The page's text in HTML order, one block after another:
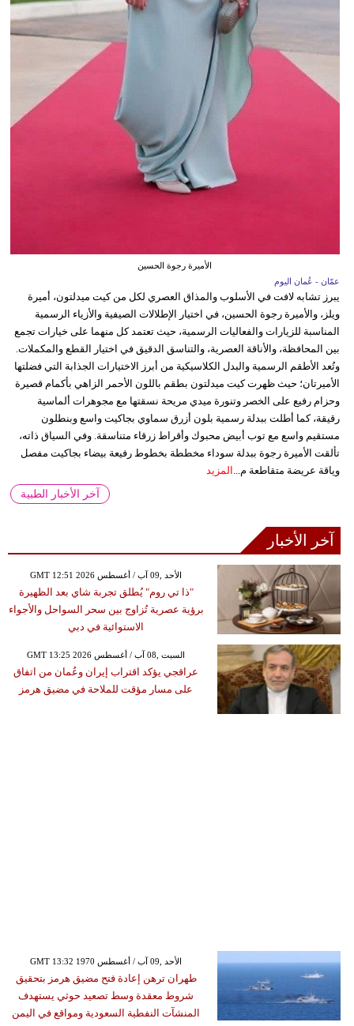
الأميرة رجوة الحسين
عمّان - عُمان اليوم
يبرز تشابه لافت في الأسلوب والمذاق العصري لكل من كيت ميدلتون، أميرة
ويلز، والأميرة رجوة الحسين، في اختيار الإطلالات الصيفية والأزياء الرسمية
المناسبة للزيارات والفعاليات الرسمية، حيث تعتمد كل منهما على خيارات تجمع
بين المحافظة، والأناقة العصرية، والتناسق الدقيق في اختيار القطع والمكملات.
وتُعد الأطقم الرسمية والبدل الكلاسيكية من أبرز الاختيارات الجذابة التي فضلتها
الأميرتان؛ حيث ظهرت كيت ميدلتون بطقم باللون الأحمر الزاهي بأكمام قصيرة
وحزام رفيع على الخصر وتنورة ميدي مريحة نسقتها مع مجوهرات ألماسية
رقيقة، كما أطلت ببدلة رسمية بلون أزرق سماوي بجاكيت واسع وبنطلون
مستقيم واسع مع توب أبيض محبوك وأقراط زرقاء متناسقة. وفي السياق ذاته،
تألقت الأميرة رجوة ببدلة سوداء مخططة بخطوط رفيعة بيضاء بجاكيت مفصل
وياقة عريضة متقاطعة م... المزيد
آخر الأخبار الطبية
آخر الأخبار
GMT 12:51 2026 الأحد ,09 آب / أغسطس
"ذا تي روم" يُطلق تجربة شاي بعد الظهيرة
برؤية عصرية تُزاوج بين سحر السواحل والأجواء
الاستوائية في دبي
GMT 13:25 2026 السبت ,08 آب / أغسطس
عراقجي يؤكد اقتراب إيران وعُمان من اتفاق
على مسار مؤقت للملاحة في مضيق هرمز
GMT 13:32 1970 الأحد ,09 آب / أغسطس
طهران ترهن إعادة فتح مضيق هرمز بتحقيق
شروط معقدة وسط تصعيد حوثي يستهدف
المنشآت النفطية السعودية ومواقع في اليمن